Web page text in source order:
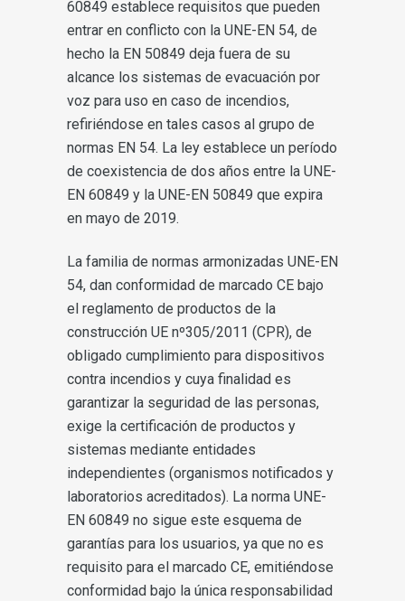
60849 establece requisitos que pueden
entrar en conflicto con la UNE-EN 54, de
hecho la EN 50849 deja fuera de su
alcance los sistemas de evacuación por
voz para uso en caso de incendios,
refiriéndose en tales casos al grupo de
normas EN 54. La ley establece un período
de coexistencia de dos años entre la UNE-
EN 60849 y la UNE-EN 50849 que expira
en mayo de 2019.
La familia de normas armonizadas UNE-EN
54, dan conformidad de marcado CE bajo
el reglamento de productos de la
construcción UE nº305/2011 (CPR), de
obligado cumplimiento para dispositivos
contra incendios y cuya finalidad es
garantizar la seguridad de las personas,
exige la certificación de productos y
sistemas mediante entidades
independientes (organismos notificados y
laboratorios acreditados). La norma UNE-
EN 60849 no sigue este esquema de
garantías para los usuarios, ya que no es
requisito para el marcado CE, emitiéndose
conformidad bajo la única responsabilidad